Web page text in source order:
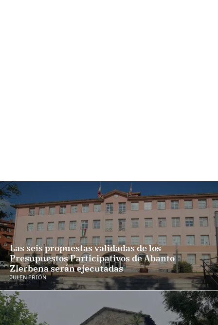
Las seis propuestas validadas de los
Presupuestos Participativos de Abanto
Zierbena serán ejecutadas
JULEN FRIÓN